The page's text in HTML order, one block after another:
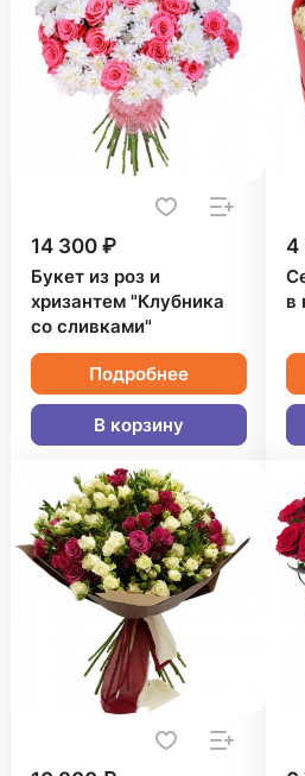
14 300 ₽
Букет из роз и
хризантем "Клубника
со сливками"
Подробнее
В корзину
4
в